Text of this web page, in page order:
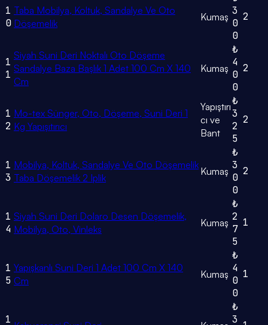
1
0
Taba Mobilya, Koltuk, Sandalye Ve Oto
Döşemelik
Kumaş 3
0
0
2
1
1
Siyah Suni Deri Noktalı Oto Döşeme
Sandalye Baza Başlık 1 Adet 100 Cm X 140
Cm
Kumaş
₺
4
0
0
2
1
2
Mo-tex Sünger, Oto, Döşeme, Suni Deri 1
Kg Yapışıtırıcı
Yapıştırı
cı ve
Bant
₺
3
2
5
2
1
3
Mobilya, Koltuk, Sandalye Ve Oto Döşemelik
Taba Döşemelik 2 Iplik
Kumaş
₺
3
0
0
2
1
4
Siyah Suni Deri Dolaro Desen Döşemelik,
Mobilya, Oto, Vinleks
Kumaş
₺
2
7
5
1
1
5
Yapışkanlı Suni Deri 1 Adet 100 Cm X 140
Cm
Kumaş
₺
4
0
0
1
1
₺
3